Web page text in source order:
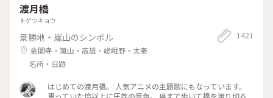
渡月橋
トゲツキョウ
景勝地・嵐山のシンボル
金閣寺・嵐山・高雄・嵯峨野・太秦
名所・旧跡
1421
はじめての渡月橋。 人気アニメの主題歌にもなっています。
思っていた倍以上に圧巻の景色。 奥まで歩いて橋を渡り切る